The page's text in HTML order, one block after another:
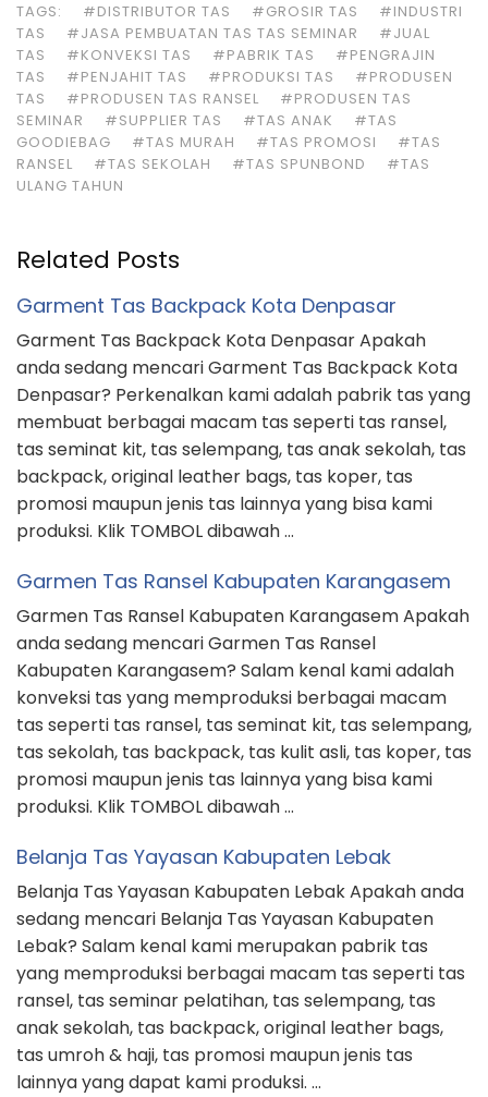
TAGS: #DISTRIBUTOR TAS #GROSIR TAS
#INDUSTRI
TAS
#JASA PEMBUATAN TAS TAS SEMINAR
#JUAL
TAS
#KONVEKSI TAS #PABRIK TAS
#PENGRAJIN
TAS
#PENJAHIT TAS #PRODUKSI TAS
#PRODUSEN
TAS
#PRODUSEN TAS RANSEL
#PRODUSEN TAS
SEMINAR
#SUPPLIER TAS #TAS ANAK
#TAS
GOODIEBAG
#TAS MURAH #TAS PROMOSI
#TAS
RANSEL
#TAS SEKOLAH #TAS SPUNBOND
#TAS
ULANG TAHUN
Related Posts
Garment Tas Backpack Kota Denpasar
Garment Tas Backpack Kota Denpasar Apakah
anda sedang mencari Garment Tas Backpack Kota
Denpasar? Perkenalkan kami adalah pabrik tas yang
membuat berbagai macam tas seperti tas ransel,
tas seminat kit, tas selempang, tas anak sekolah, tas
backpack, original leather bags, tas koper, tas
promosi maupun jenis tas lainnya yang bisa kami
produksi. Klik TOMBOL dibawah …
Garmen Tas Ransel Kabupaten Karangasem
Garmen Tas Ransel Kabupaten Karangasem Apakah
anda sedang mencari Garmen Tas Ransel
Kabupaten Karangasem? Salam kenal kami adalah
konveksi tas yang memproduksi berbagai macam
tas seperti tas ransel, tas seminat kit, tas selempang,
tas sekolah, tas backpack, tas kulit asli, tas koper, tas
promosi maupun jenis tas lainnya yang bisa kami
produksi. Klik TOMBOL dibawah …
Belanja Tas Yayasan Kabupaten Lebak
Belanja Tas Yayasan Kabupaten Lebak Apakah anda
sedang mencari Belanja Tas Yayasan Kabupaten
Lebak? Salam kenal kami merupakan pabrik tas
yang memproduksi berbagai macam tas seperti tas
ransel, tas seminar pelatihan, tas selempang, tas
anak sekolah, tas backpack, original leather bags,
tas umroh & haji, tas promosi maupun jenis tas
lainnya yang dapat kami produksi. …